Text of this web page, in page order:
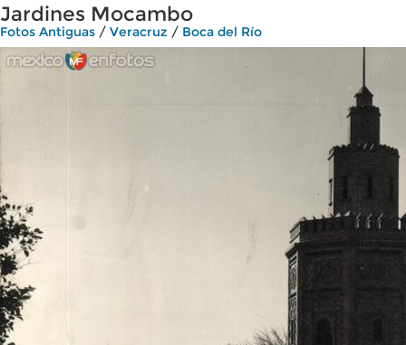
Jardines Mocambo
Fotos Antiguas / Veracruz / Boca del Río